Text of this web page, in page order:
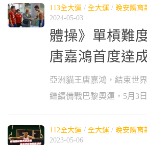
113全大運 / 全大運 / 晚安體育
2024-05-03
體操》單槓難
唐嘉鴻首度達
亞洲貓王唐嘉鴻，結束世
繼續備戰巴黎奧運，5月3
112全大運 / 全大運 / 晚安體育
2023-05-06